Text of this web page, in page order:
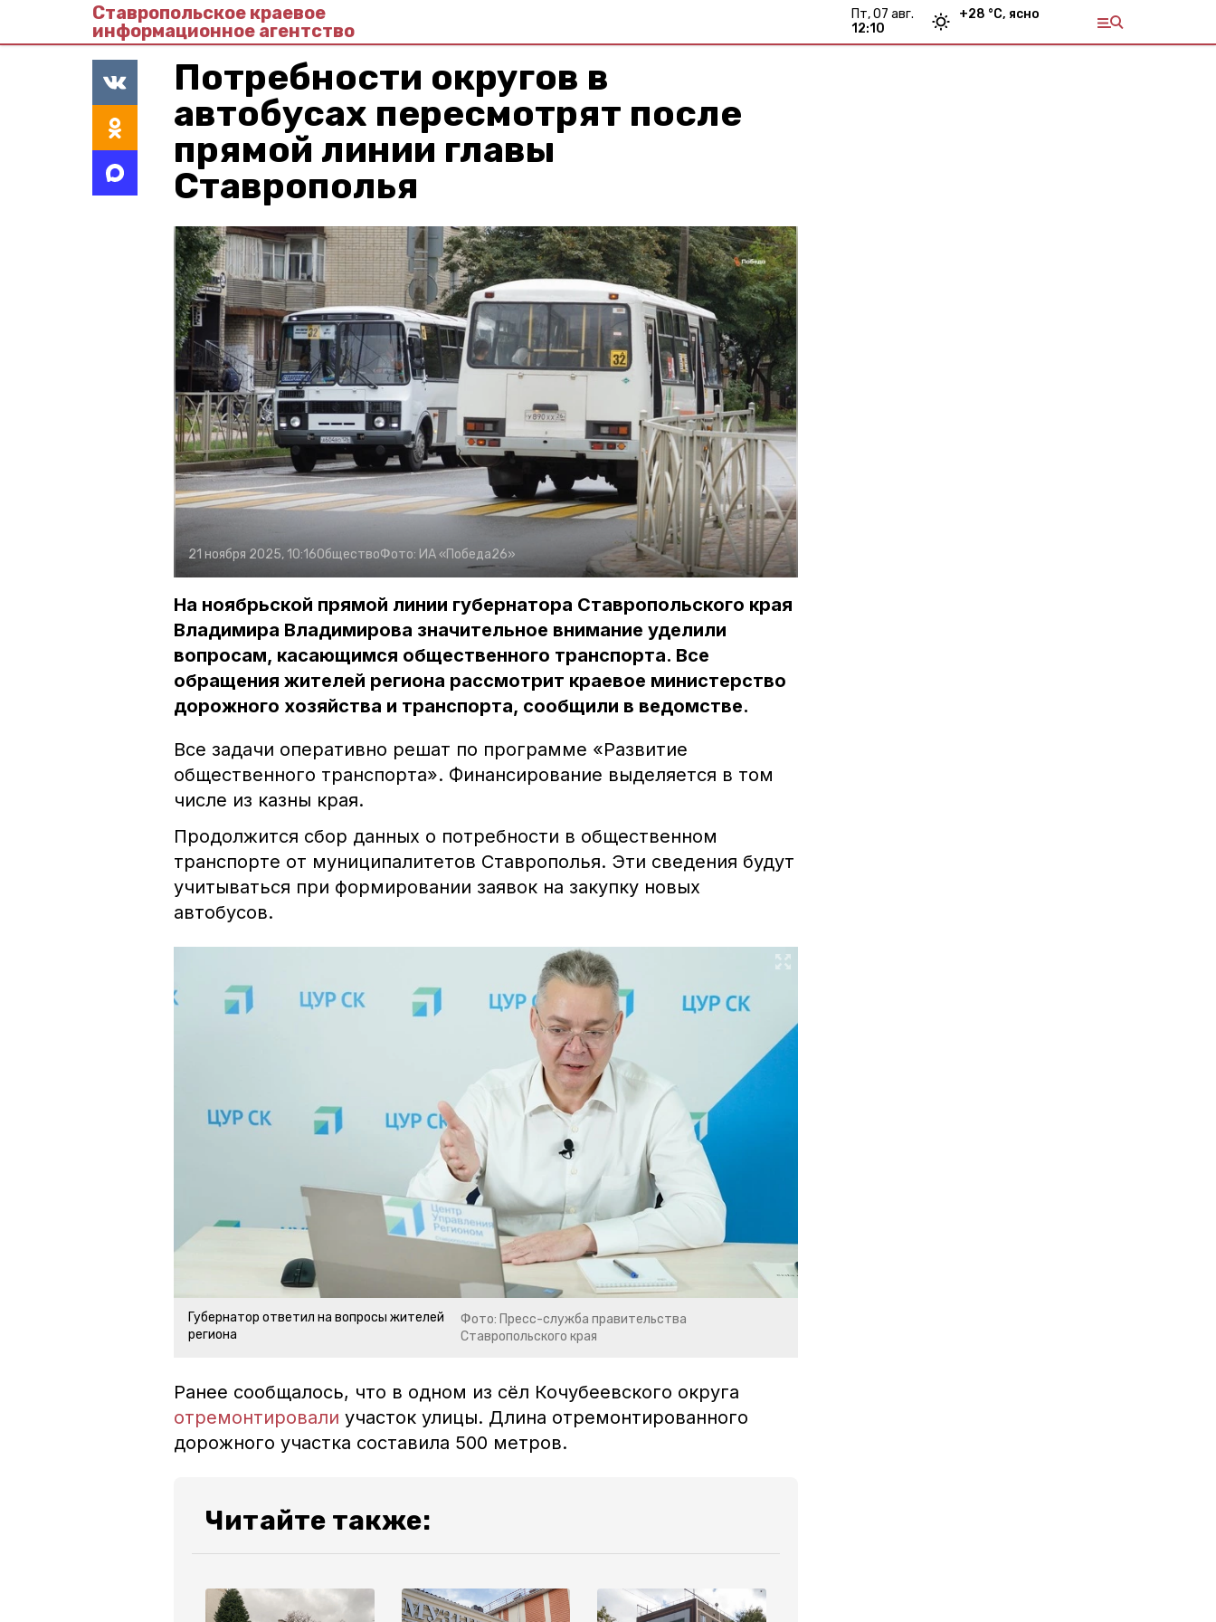
Ставропольское краевое
информационное агентство
пт, 07 авг.
12:10
+28 °С, ясно
Потребности округов в
автобусах пересмотрят после
прямой линии главы
Ставрополья
21 ноября 2025, 10:16ОбществоФото: ИА «Победа26»
На ноябрьской прямой линии губернатора Ставропольского края
Владимира Владимирова значительное внимание уделили
вопросам, касающимся общественного транспорта. Все
обращения жителей региона рассмотрит краевое министерство
дорожного хозяйства и транспорта, сообщили в ведомстве.
Все задачи оперативно решат по программе «Развитие
общественного транспорта». Финансирование выделяется в том
числе из казны края.
Продолжится сбор данных о потребности в общественном
транспорте от муниципалитетов Ставрополья. Эти сведения будут
учитываться при формировании заявок на закупку новых
автобусов.
Губернатор ответил на вопросы жителей
региона
Фото: Пресс-служба правительства
Ставропольского края
Ранее сообщалось, что в одном из сёл Кочубеевского округа
отремонтировали участок улицы. Длина отремонтированного
дорожного участка составила 500 метров.
Читайте также: